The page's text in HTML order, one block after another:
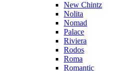
New Chintz
Nolita
Nomad
Palace
Riviera
Rodos
Roma
Romantic